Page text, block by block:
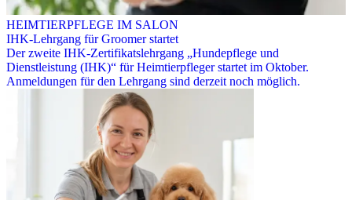
HEIMTIERPFLEGE IM SALON
IHK-Lehrgang für Groomer startet
Der zweite IHK-Zertifikatslehrgang „Hundepflege und
Dienstleistung (IHK)“ für Heimtierpfleger startet im Oktober.
Anmeldungen für den Lehrgang sind derzeit noch möglich.